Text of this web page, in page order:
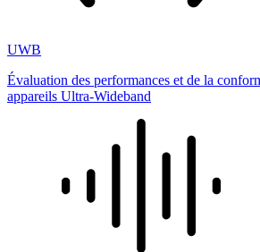
UWB
Évaluation des performances et de la
appareils Ultra-Wideband